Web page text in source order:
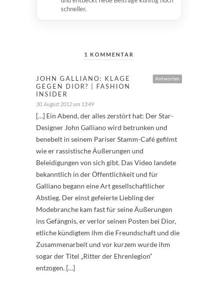
schneller.
1 KOMMENTAR
Antworten
JOHN GALLIANO: KLAGE
GEGEN DIOR? | FASHION
INSIDER
30. August 2012 um 13:49
[…] Ein Abend, der alles zerstört hat: Der Star-
Designer John Galliano wird betrunken und
benebelt in seinem Pariser Stamm-Café gefilmt
wie er rassistische Äußerungen und
Beleidigungen von sich gibt. Das Video landete
bekanntlich in der Öffentlichkeit und für
Galliano begann eine Art gesellschaftlicher
Abstieg. Der einst gefeierte Liebling der
Modebranche kam fast für seine Äußerungen
ins Gefängnis, er verlor seinen Posten bei Dior,
etliche kündigtem ihm die Freundschaft und die
Zusammenarbeit und vor kurzem wurde ihm
sogar der Titel „Ritter der Ehrenlegion“
entzogen. […]